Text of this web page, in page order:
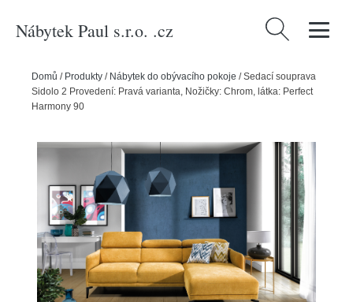
Nábytek Paul s.r.o. .cz Vyhledávání
Domů / Produkty / Nábytek do obývacího pokoje /Sedací souprava
Sidolo 2 Provedení: Pravá varianta, Nožičky: Chrom, látka: Perfect
Harmony 90